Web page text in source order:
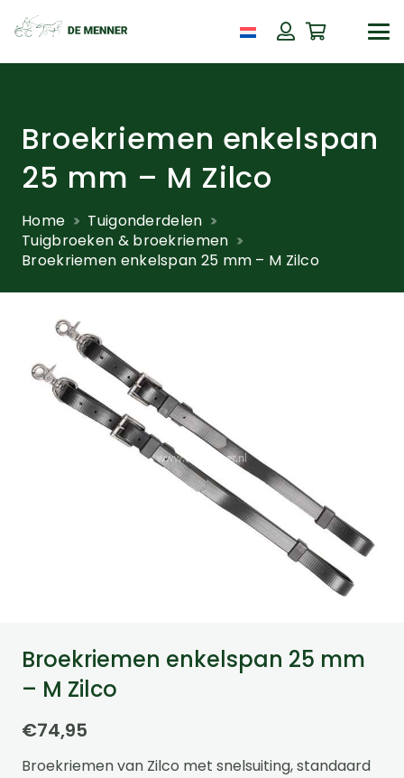
Broekriemen enkelspan
25 mm – M Zilco
Home
Tuigonderdelen
Tuigbroeken & broekriemen
Broekriemen enkelspan 25 mm – M Zilco
Broekriemen enkelspan 25 mm
– M Zilco
€74,95
Broekriemen van Zilco met snelsuiting, standaard